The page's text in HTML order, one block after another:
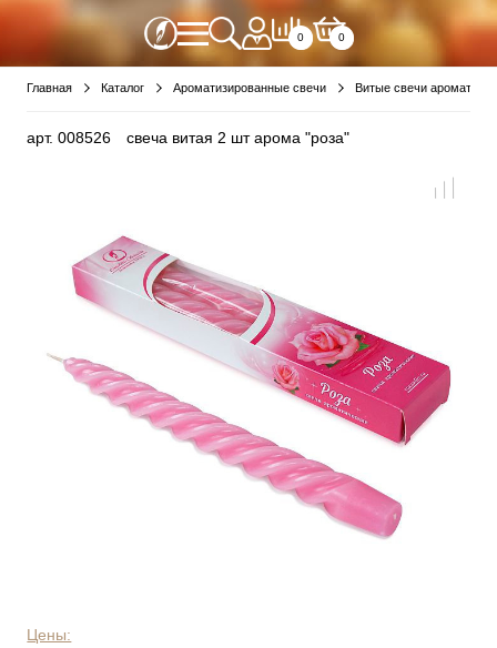
0 0
Главная Каталог Ароматизированные свечи Витые свечи
арт.008526 свеча витая 2 шт арома "роза"
Цены: